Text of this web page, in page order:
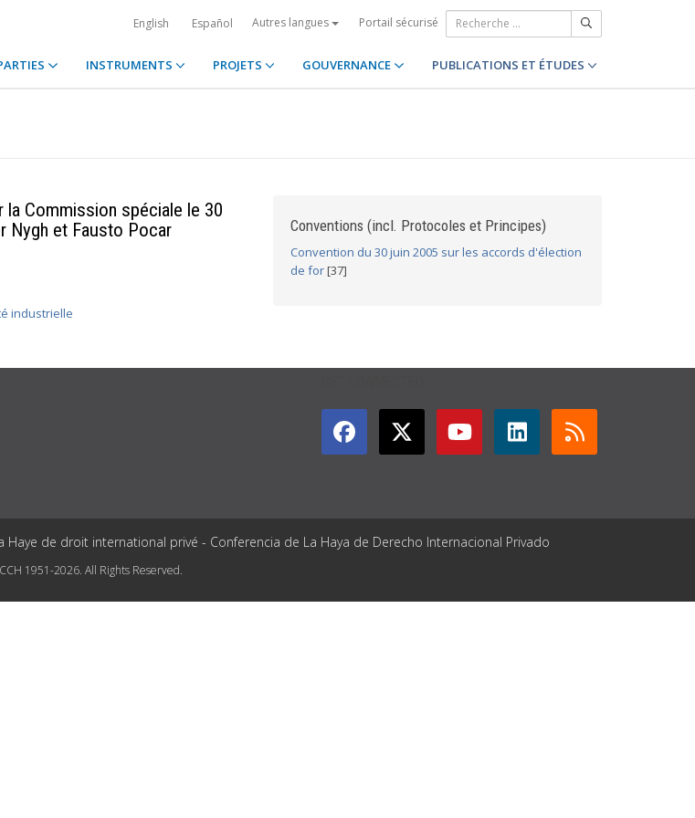
English Español Autres langues Portail sécurisé
INSTRUMENTS PROJETS GOUVERNANCE PUBLICATIONS ET ÉTUDES
la Commission spéciale le 30
Nygh et Fausto Pocar
industrielle
Conventions (incl. Protocoles et Principes)
Convention du 30 juin 2005 sur les accords d'élection
de for[37]
de droit international privé - Conferencia de La Haya de Derecho Internacional Privado
1951-2026. All Rights Reserved.